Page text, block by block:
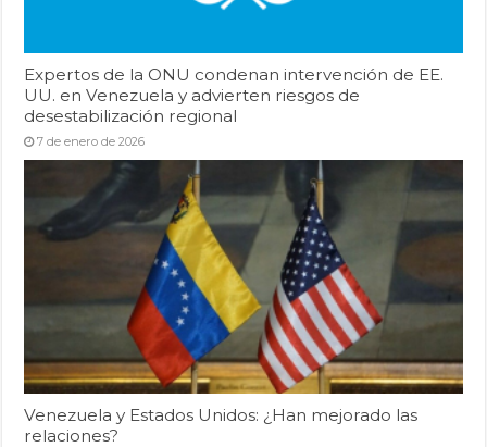
Expertos de la ONU condenan intervención de EE.
UU. en Venezuela y advierten riesgos de
desestabilización regional
7 de enero de 2026
Venezuela y Estados Unidos: ¿Han mejorado las
relaciones?